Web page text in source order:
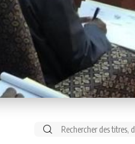
Rechercher: